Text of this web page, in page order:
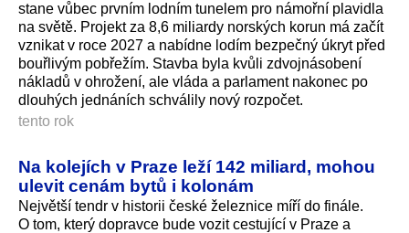
stane vůbec prvním lodním tunelem pro námořní plavidla
na světě. Projekt za 8,6 miliardy norských korun má začít
vznikat v roce 2027 a nabídne lodím bezpečný úkryt před
bouřlivým pobřežím. Stavba byla kvůli zdvojnásobení
nákladů v ohrožení, ale vláda a parlament nakonec po
dlouhých jednáních schválily nový rozpočet.
tento rok
Na kolejích v Praze leží 142 miliard, mohou
ulevit cenám bytů i kolonám
Největší tendr v historii české železnice míří do finále.
O tom, který dopravce bude vozit cestující v Praze a